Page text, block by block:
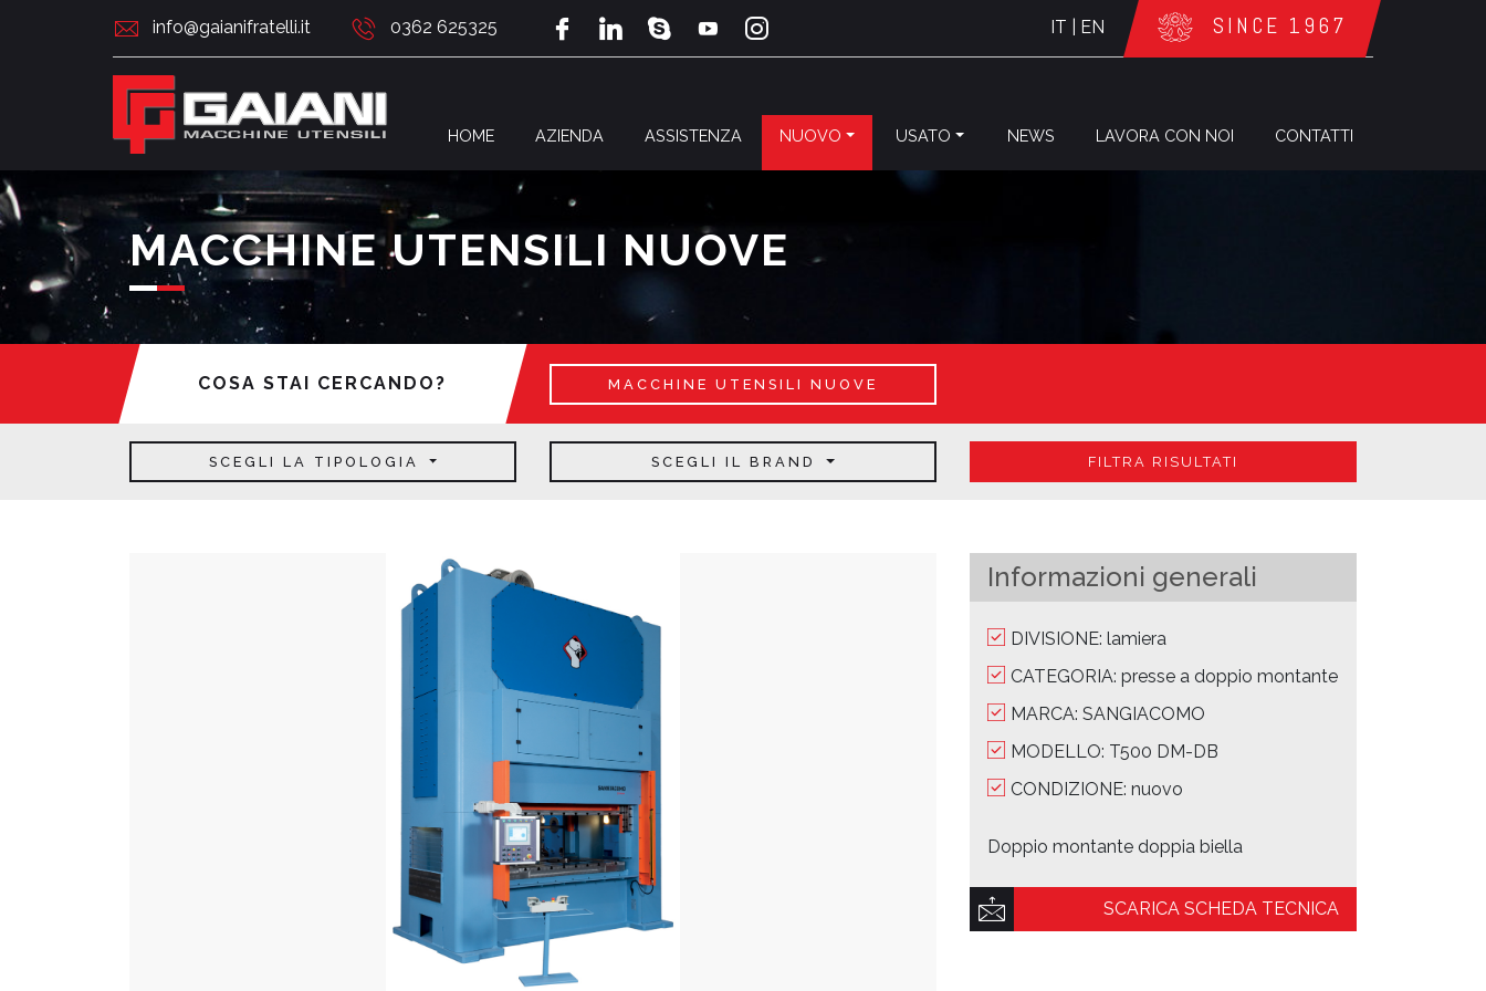
info@gaianifratelli.it 0362 625325 IT EN SINCE 1967
HOME AZIENDA ASSISTENZA NUOVO USATO NEWS LAVORA CON NOI CONTATTI
MACCHINE UTENSILI NUOVE
COSA STAI CERCANDO? MACCHINE UTENSILI NUOVE
SCEGLI LA TIPOLOGIA SCEGLI IL BRAND FILTRA RISULTATI
Informazioni generali
DIVISIONE: lamiera
CATEGORIA: presse a doppio montante
MARCA: SANGIACOMO
MODELLO: T500 DM-DB
CONDIZIONE: nuovo
Doppio montante doppia biella
SCARICA SCHEDA TECNICA